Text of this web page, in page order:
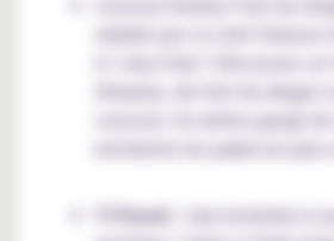
et Joey Starr ! Découvrez un
d'ananas, de fruit du dragon
enchanter les palais les plus
Ti Punch
: Une invitation à